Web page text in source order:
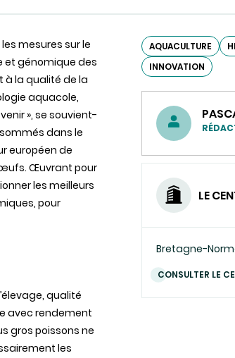
mesures sur le
et génomique des
à la qualité de la
aquacole,
», se souvient-
dans le
européen de
œufs. Œuvrant pour
les meilleurs
pour
qualité
avec rendement
gros poissons ne
les
AQUACULTURE
INNOVATION
LE
Bretagne-
CONSULTER LE